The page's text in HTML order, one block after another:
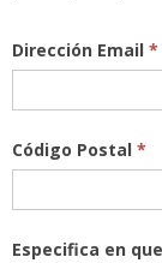
Dirección Email *
Código Postal *
Especifica en